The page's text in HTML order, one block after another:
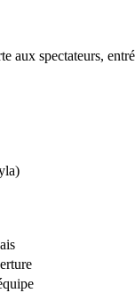
aux spectateurs,